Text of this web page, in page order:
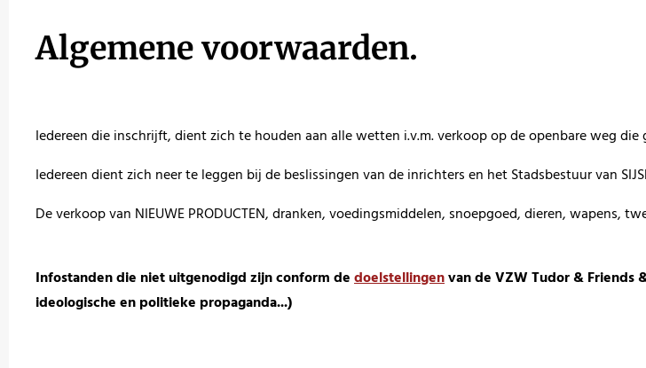
Algemene voorwaarden.
Iedereen die inschrijft, dient zich te houden aan alle wetten i.v.m. verkoop op de openbare weg die
Iedereen dient zich neer te leggen bij de beslissingen van de inrichters en het Stadsbestuur van
De verkoop van NIEUWE PRODUCTEN, dranken, voedingsmiddelen, snoepgoed, dieren, wapens,
Infostanden die niet uitgenodigd zijn conform dedoelstellingenvan de VZW Tudor & Friends
ideologische en politieke propaganda...)